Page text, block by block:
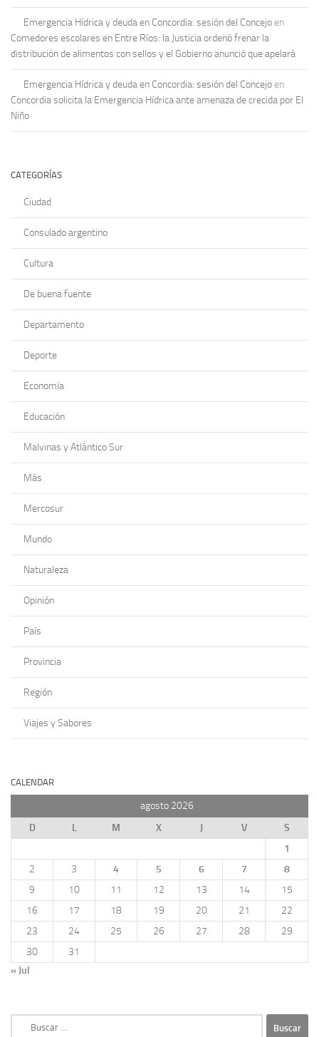
Emergencia Hídrica y deuda en Concordia: sesión del Concejo en
Comedores escolares en Entre Ríos: la Justicia ordenó frenar la
distribución de alimentos con sellos y el Gobierno anunció que apelará
Emergencia Hídrica y deuda en Concordia: sesión del Concejo en
Concordia solicita la Emergencia Hídrica ante amenaza de crecida por El
Niño
CATEGORÍAS
Ciudad
Consulado argentino
Cultura
De buena fuente
Departamento
Deporte
Economía
Educación
Malvinas y Atlántico Sur
Más
Mercosur
Mundo
Naturaleza
Opinión
País
Provincia
Región
Viajes y Sabores
CALENDAR
agosto 2026
D
L M X J V
S
1
2
3 4 5 6 7
8
9
10 11 12 13 14
15
16
17 18 19 20 21
22
23
24 25 26 27 28
29
30
31
« Jul